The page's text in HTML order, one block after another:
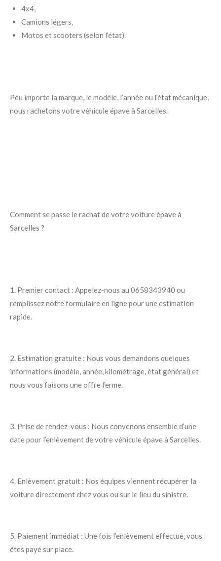
4x4,
Camions légers,
Motos et scooters (selon l’état).
Peu importe la marque, le modèle, l’année ou l’état mécanique,
nous rachetons votre véhicule épave à Sarcelles.
Comment se passe le rachat de votre voiture épave à
Sarcelles ?
1. Premier contact : Appelez-nous au 0658343940 ou
remplissez notre formulaire en ligne pour une estimation
rapide.
2. Estimation gratuite : Nous vous demandons quelques
informations (modèle, année, kilométrage, état général) et
nous vous faisons une offre ferme.
3. Prise de rendez-vous : Nous convenons ensemble d’une
date pour l’enlèvement de votre véhicule épave à Sarcelles.
4. Enlèvement gratuit : Nos équipes viennent récupérer la
voiture directement chez vous ou sur le lieu du sinistre.
5. Paiement immédiat : Une fois l’enlèvement effectué, vous
êtes payé sur place.